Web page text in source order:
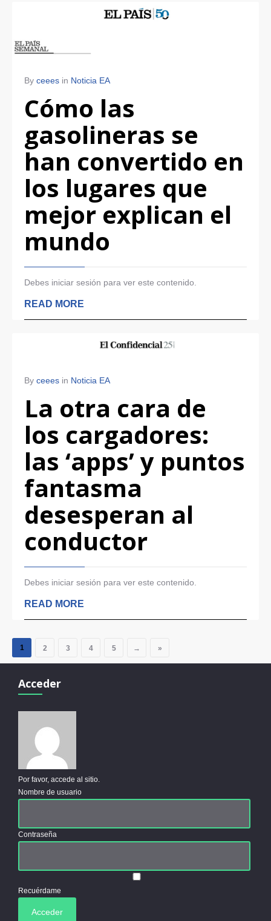
By ceees in Noticia EA
Cómo las
gasolineras se
han convertido en
los lugares que
mejor explican el
mundo
Debes iniciar sesión para ver este contenido.
READ MORE
By ceees in Noticia EA
La otra cara de
los cargadores:
las ‘apps’ y puntos
fantasma
desesperan al
conductor
Debes iniciar sesión para ver este contenido.
READ MORE
1 2 3 4 5 → »
Acceder
Por favor, accede al sitio.
Nombre de usuario
Contraseña
Recuérdame